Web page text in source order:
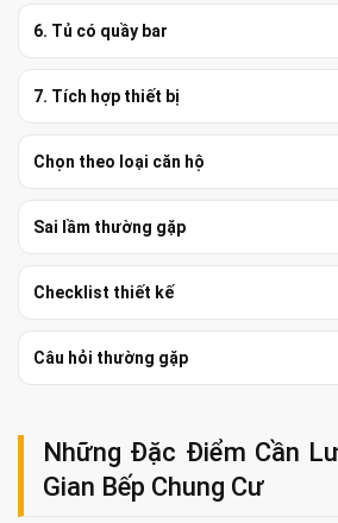
6. Tủ có quầy bar
7. Tích hợp thiết bị
Chọn theo loại căn hộ
Sai lầm thường gặp
Checklist thiết kế
Câu hỏi thường gặp
Những Đặc Điểm Cần
Gian Bếp Chung Cư